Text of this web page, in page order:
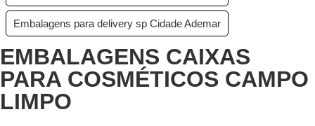
Embalagens para delivery sp Cidade Ademar
EMBALAGENS CAIXAS
PARA COSMÉTICOS CAMPO
LIMPO